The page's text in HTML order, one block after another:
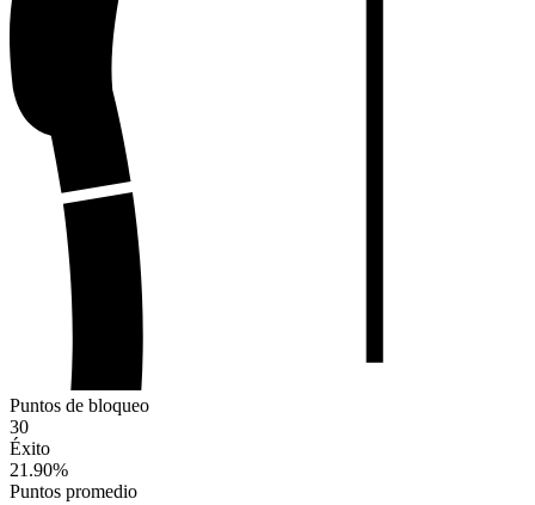
Puntos de bloqueo
30
Éxito
21.90%
Puntos promedio